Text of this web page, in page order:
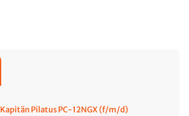
Kapitän Pilatus PC-12NGX (f/m/d)